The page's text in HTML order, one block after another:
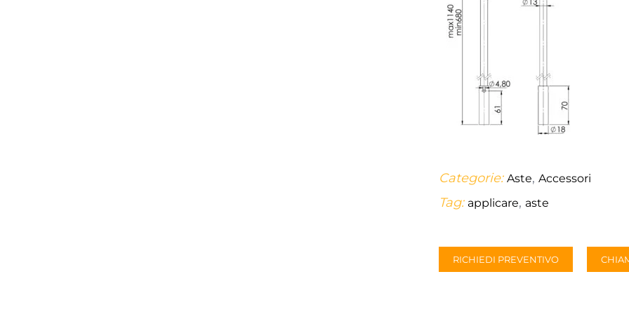
Categorie: Aste, Accessori
Tag: applicare, aste
RICHIEDI PREVENTIVO